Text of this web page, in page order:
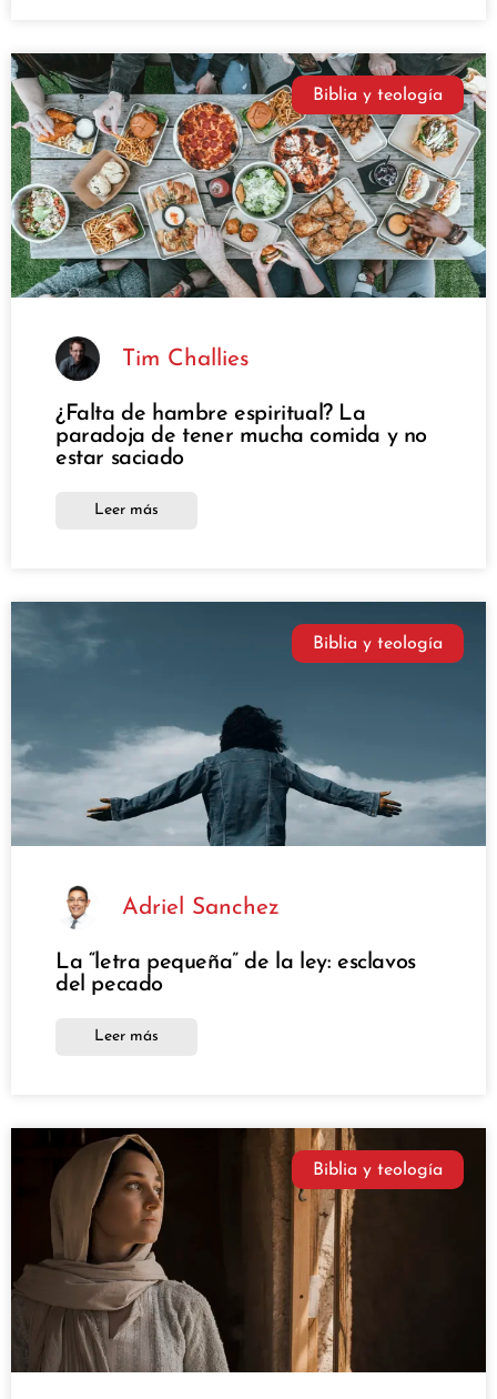
Biblia y teología
Tim Challies
¿Falta de hambre espiritual? La
paradoja de tener mucha comida y no
estar saciado
Leer más
Biblia y teología
Adriel Sanchez
La “letra pequeña” de la ley: esclavos
del pecado
Leer más
Biblia y teología